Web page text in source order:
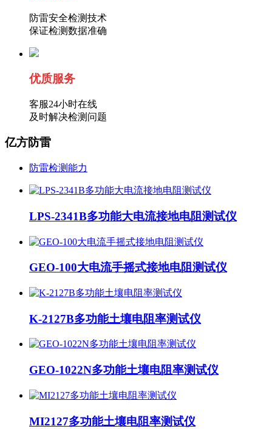
防雷安全检测技术
保证检测数据准确
优质服务
客服24小时在线
及时解决检测问题
亿方防雷
防雷检测能力
LPS-2341B多功能大电流接地电阻测试仪
GEO-100大电流手摇式接地电阻测试仪
K-2127B多功能土壤电阻率测试仪
GEO-1022N多功能土壤电阻率测试仪
MI2127多功能土壤电阻率测试仪